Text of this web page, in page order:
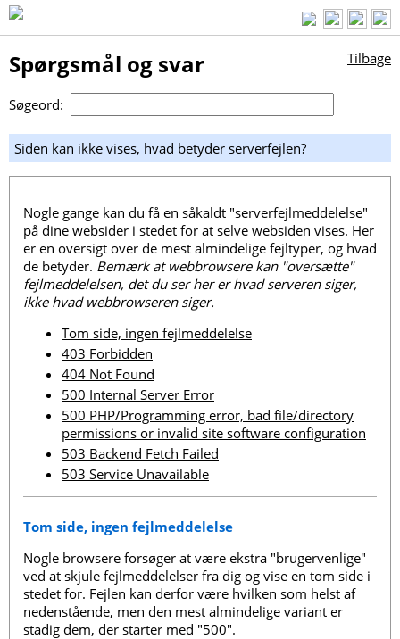
Spørgsmål og svar Tilbage
Søgeord:
Siden kan ikke vises, hvad betyder serverfejlen?
Nogle gange kan du få en såkaldt "serverfejlmeddelelse"
på dine websider i stedet for at selve websiden vises. Her
er en oversigt over de mest almindelige fejltyper, og hvad
de betyder. Bemærk at webbrowsere kan "oversætte"
fejlmeddelelsen, det du ser her er hvad serveren siger,
ikke hvad webbrowseren siger.
Tom side, ingen fejlmeddelelse
403 Forbidden
404 Not Found
500 Internal Server Error
500 PHP/Programming error, bad file/directory
permissions or invalid site software configuration
503 Backend Fetch Failed
503 Service Unavailable
Tom side, ingen fejlmeddelelse
Nogle browsere forsøger at være ekstra "brugervenlige"
ved at skjule fejlmeddelelser fra dig og vise en tom side i
stedet for. Fejlen kan derfor være hvilken som helst af
nedenstående, men den mest almindelige variant er
stadig dem, der starter med "500".